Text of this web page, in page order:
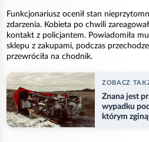
Funkcjonariusz ocenił stan
zdarzenia. Kobieta po chwili
kontakt z policjantem. Powiadomiła
sklepu z zakupami, podczas
przewróciła na chodnik.
ZOBACZ
Znana jest
wypadku
którym